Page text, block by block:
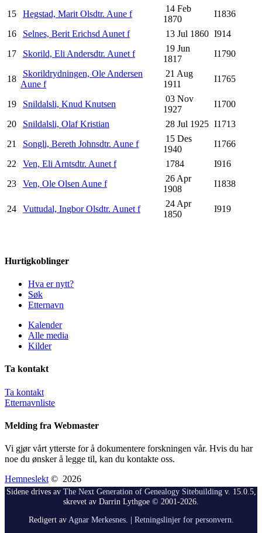
15 Hegstad, Marit Olsdtr. Aune f
14 Feb
1870
I1836
16
Selnes, Berit Erichsd Aunet f 13 Jul 1860 I914
17
Skorild, Eli Andersdtr. Aunet f
19 Jun
1817
I1790
18
Skorildrydningen, Ole Andersen
Aune f
21 Aug
1911
I1765
19 Snildalsli, Knud Knutsen
03 Nov
1927
I1700
20
Snildalsli, Olaf Kristian 28 Jul 1925 I1713
21
Songli, Bereth Johnsdtr. Aune f
15 Des
1940
I1766
22
Ven, Eli Arntsdtr. Aunet f 1784
I916
23
Ven, Ole Olsen Aune f
26 Apr
1908
I1838
24 Vuttudal, Ingbor Olsdtr. Aunet f
24 Apr
1850
I919
Hurtigkoblinger
Hva er nytt?
Søk
Etternavn
Kalender
Alle media
Kilder
Ta kontakt
Ta kontakt
Etternavnliste
Melding fra Webmaster
Vi gjør vårt ytterste for å dokumentere forskningen vår. Hvis du har
noe du ønsker å legge til, kan du kontakte oss.
Hemneslekt © 2026
Sidene drives av The Next Generation of Genealogy Sitebuildingv. 15.0.5,
skrevet av Darrin Lythgoe © 2001-2026.
Redigert avAgnar Merkesnes. | Retningslinjer for personvern.